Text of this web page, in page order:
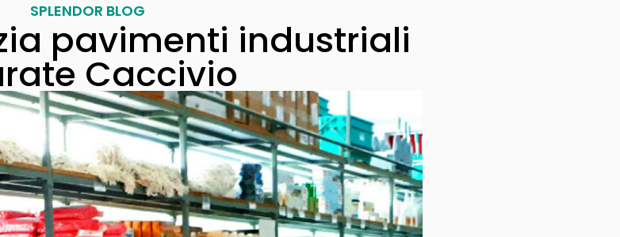
SPLENDOR BLOG
pavimenti industriali
Caccivio